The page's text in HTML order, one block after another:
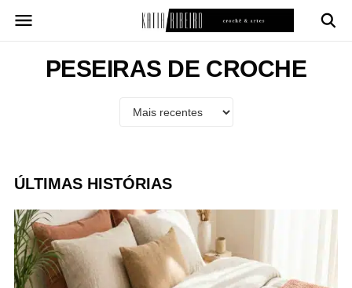
para
conteúdoPESEIRAS DE CROCHE
ÚLTIMAS HISTÓRIAS